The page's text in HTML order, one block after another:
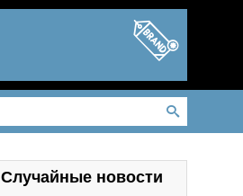
Случайные новости